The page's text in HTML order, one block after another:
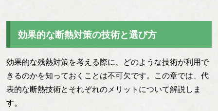
効果的な断熱対策の技術と選び方
効果的な残熱対策を考える際に、どのような技術が利用で
きるのかを知っておくことは不可欠です。この章では、代
表的な断熱技術とそれぞれのメリットについて解説しま
す。